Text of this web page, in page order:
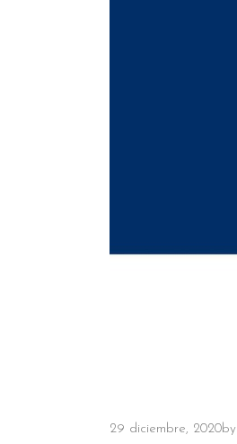
29 diciembre, 2020by